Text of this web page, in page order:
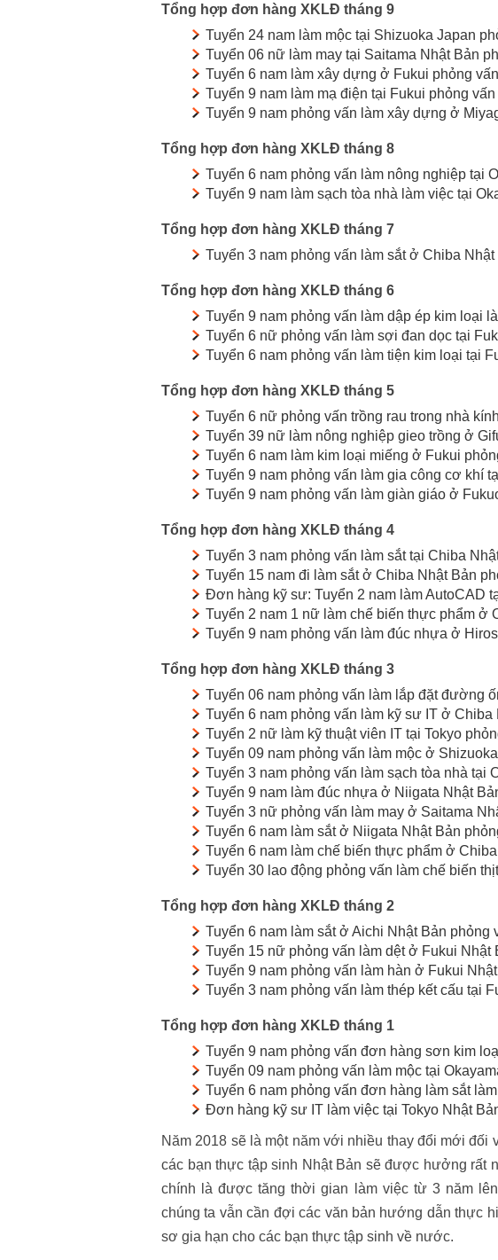
Tổng hợp đơn hàng XKLĐ tháng 9
Tuyển 24 nam làm mộc tại Shizuoka Japan
Tuyển 06 nữ làm may tại Saitama Nhật Bản
Tuyển 6 nam làm xây dựng ở Fukui phỏng
Tuyển 9 nam làm mạ điện tại Fukui phỏng
Tuyển 9 nam phỏng vấn làm xây dựng ở
Tổng hợp đơn hàng XKLĐ tháng 8
Tuyển 6 nam phỏng vấn làm nông nghiệp tại
Tuyển 9 nam làm sạch tòa nhà làm việc tại
Tổng hợp đơn hàng XKLĐ tháng 7
Tuyển 3 nam phỏng vấn làm sắt ở Chiba Nhật
Tổng hợp đơn hàng XKLĐ tháng 6
Tuyển 9 nam phỏng vấn làm dập ép kim loại
Tuyển 6 nữ phỏng vấn làm sợi đan dọc tại
Tuyển 6 nam phỏng vấn làm tiện kim loại tại
Tổng hợp đơn hàng XKLĐ tháng 5
Tuyển 6 nữ phỏng vấn trồng rau trong nhà
Tuyển 39 nữ làm nông nghiệp gieo trồng ở
Tuyển 6 nam làm kim loại miếng ở Fukui
Tuyển 9 nam phỏng vấn làm gia công cơ khí
Tuyển 9 nam phỏng vấn làm giàn giáo ở
Tổng hợp đơn hàng XKLĐ tháng 4
Tuyển 3 nam phỏng vấn làm sắt tại Chiba
Tuyển 15 nam đi làm sắt ở Chiba Nhật Bản
Đơn hàng kỹ sư: Tuyển 2 nam làm AutoCAD
Tuyển 2 nam 1 nữ làm chế biến thực phẩm ở
Tuyển 9 nam phỏng vấn làm đúc nhựa ở
Tổng hợp đơn hàng XKLĐ tháng 3
Tuyển 06 nam phỏng vấn làm lắp đặt đường
Tuyển 6 nam phỏng vấn làm kỹ sư IT ở Chiba
Tuyển 2 nữ làm kỹ thuật viên IT tại Tokyo
Tuyển 09 nam phỏng vấn làm mộc ở
Tuyển 3 nam phỏng vấn làm sạch tòa nhà tại
Tuyển 9 nam làm đúc nhựa ở Niigata Nhật
Tuyển 3 nữ phỏng vấn làm may ở Saitama
Tuyển 6 nam làm sắt ở Niigata Nhật Bản
Tuyển 6 nam làm chế biến thực phẩm ở
Tuyển 30 lao động phỏng vấn làm chế biến
Tổng hợp đơn hàng XKLĐ tháng 2
Tuyển 6 nam làm sắt ở Aichi Nhật Bản phỏng
Tuyển 15 nữ phỏng vấn làm dệt ở Fukui Nhật
Tuyển 9 nam phỏng vấn làm hàn ở Fukui
Tuyển 3 nam phỏng vấn làm thép kết cấu tại
Tổng hợp đơn hàng XKLĐ tháng 1
Tuyển 9 nam phỏng vấn đơn hàng sơn kim
Tuyển 09 nam phỏng vấn làm mộc tại
Tuyển 6 nam phỏng vấn đơn hàng làm sắt
Đơn hàng kỹ sư IT làm việc tại Tokyo Nhật
Năm 2018 sẽ là một năm với nhiều thay đổi mới đối
các bạn thực tập sinh Nhật Bản sẽ được hưởng rất
chính là được tăng thời gian làm việc từ 3 năm
chúng ta vẫn cần đợi các văn bản hướng dẫn thực
sơ gia hạn cho các bạn thực tập sinh về nước.